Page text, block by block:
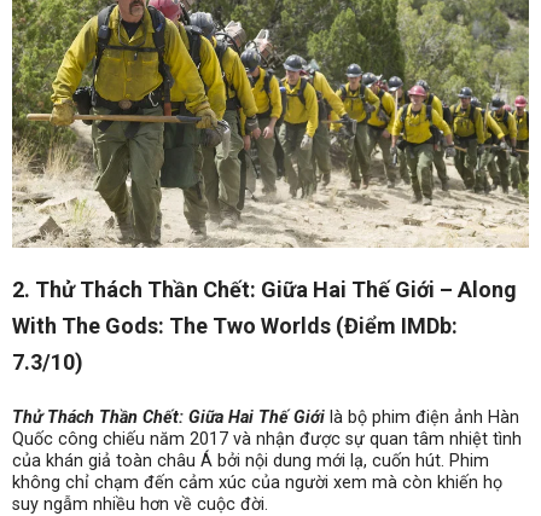
2. Thử Thách Thần Chết: Giữa Hai Thế Giới – Along
With The Gods: The Two Worlds (Điểm IMDb:
7.3/10)
Thử Thách Thần Chết: Giữa Hai Thế Giới là bộ phim điện ảnh Hàn
Quốc công chiếu năm 2017 và nhận được sự quan tâm nhiệt tình
của khán giả toàn châu Á bởi nội dung mới lạ, cuốn hút. Phim
không chỉ chạm đến cảm xúc của người xem mà còn khiến họ
suy ngẫm nhiều hơn về cuộc đời.